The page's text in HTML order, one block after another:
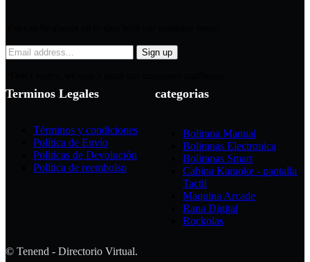
Terminos Legales
Términos y condiciones
Política de Envío
Politicas de Devolución
Política de reembolso
categorias
Bolirana Manual
Boliranas Electronica
Boliranas Smart
Cabina Karaoke - pantalla
Tactil
Maquina Arcade
Rana Digital
Rockolas
© Tenend - Directorio Virtual.